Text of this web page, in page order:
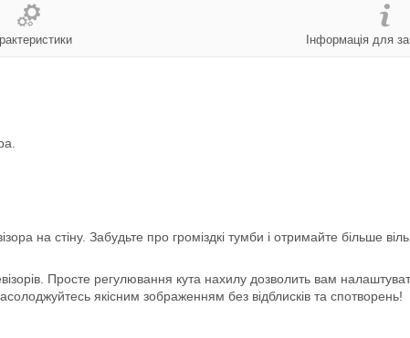
Інформація для
на стіну. Забудьте про громіздкі тумби і отримайте більше
Просте регулювання кута нахилу дозволить вам
якісним зображенням без відблисків та спотворень!